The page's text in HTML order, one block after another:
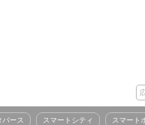
バース スマートシティ スマート